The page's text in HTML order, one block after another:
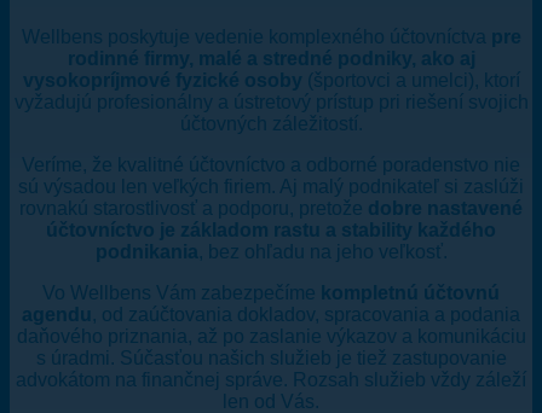
Wellbens poskytuje vedenie komplexného účtovníctva pre
rodinné firmy, malé a stredné podniky, ako aj
vysokopríjmové fyzické osoby (športovci a umelci), ktorí
vyžadujú profesionálny a ústretový prístup pri riešení svojich
účtovných záležitostí.
Veríme, že kvalitné účtovníctvo a odborné poradenstvo nie
sú výsadou len veľkých firiem. Aj malý podnikateľ si zaslúži
rovnakú starostlivosť a podporu, pretože dobre nastavené
účtovníctvo je základom rastu a stability každého
podnikania, bez ohľadu na jeho veľkosť.
Vo Wellbens Vám zabezpečíme kompletnú účtovnú
agendu , od zaúčtovania dokladov, spracovania a podania
daňového priznania, až po zaslanie výkazov a komunikáciu
s úradmi. Súčasťou našich služieb je tiež zastupovanie
advokátom na finančnej správe. Rozsah služieb vždy záleží
len od Vás.